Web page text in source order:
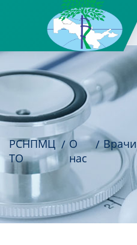
РСНПМЦ
ТО
О
нас
Врачи